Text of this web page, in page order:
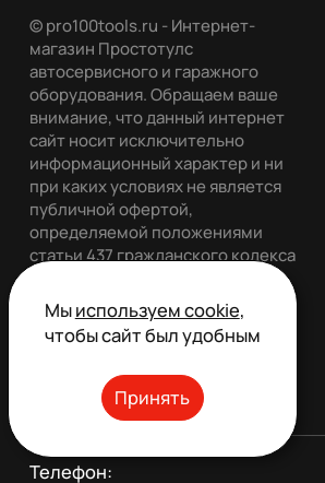
© pro100tools.ru - Интернет-
магазин Простотулс
автосервисного и гаражного
оборудования. Обращаем ваше
внимание, что данный интернет
сайт носит исключительно
информационный характер и ни
при каких условиях не является
публичной офертой,
определяемой положениями
статьи 437 гражданского кодекса
Обратный звонок
Телефон:
Мыиспользуем cookie,
чтобы сайт был удобным
Принять